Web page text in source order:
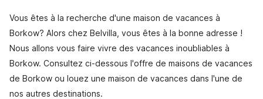
Vous êtes à la recherche d'une maison de vacances à
Borkow? Alors chez Belvilla, vous êtes à la bonne adresse !
Nous allons vous faire vivre des vacances inoubliables à
Borkow. Consultez ci-dessous l'offre de maisons de vacances
de Borkow ou louez une maison de vacances dans l'une de
nos autres destinations.